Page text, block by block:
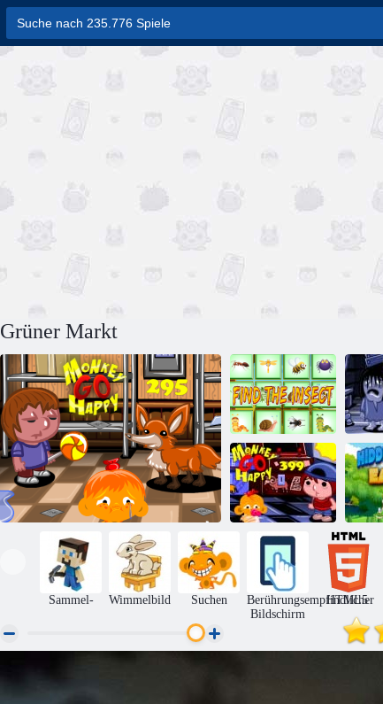
Grüner Markt
Finde das Insekt
Affe GO Happy
Stage 399
Sammel- Wimmelbild Suchen
Berührungsempfindlicher
Bildschirm
HTML5